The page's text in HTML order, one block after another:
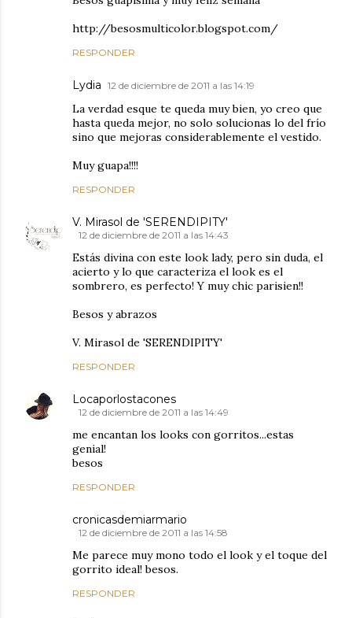
http://besosmulticolor.blogspot.com/
RESPONDER
Lydia 12 de diciembre de 2011 a las 14:19
La verdad esque te queda muy bien, yo creo que
hasta queda mejor, no solo solucionas lo del frío
sino que mejoras considerablemente el vestido.
Muy guapa!!!!
RESPONDER
V. Mirasol de 'SERENDIPITY'
12 de diciembre de 2011 a las 14:43
Estás divina con este look lady, pero sin duda, el
acierto y lo que caracteriza el look es el
sombrero, es perfecto! Y muy chic parisien!!
Besos y abrazos
V. Mirasol de 'SERENDIPITY'
RESPONDER
Locaporlostacones
12 de diciembre de 2011 a las 14:49
me encantan los looks con gorritos...estas
genial!
besos
RESPONDER
cronicasdemiarmario
12 de diciembre de 2011 a las 14:58
Me parece muy mono todo el look y el toque del
gorrito ideal! besos.
RESPONDER